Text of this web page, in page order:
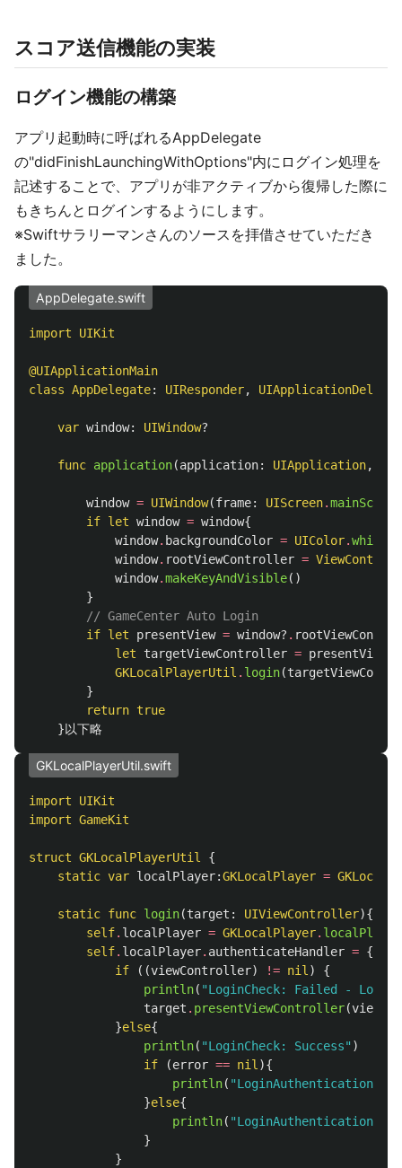
スコア送信機能の実装
ログイン機能の構築
アプリ起動時に呼ばれるAppDelegate
の"didFinishLaunchingWithOptions"内にログイン処理を
記述することで、アプリが非アクティブから復帰した際に
もきちんとログインするようにします。
※Swiftサラリーマンさんのソースを拝借させていただき
ました。
AppDelegate.swift
import UIKit
@UIApplicationMain
class AppDelegate: UIResponder,
var window: UIWindow?
func application(application: UIApplication,
window = UIWindow(frame: UIScreen.mainScreen
if let window = window{
window. backgroundColor = UIColor.
window. rootViewController =
window.makeKeyAndVisible()
}
// GameCenter Auto Login
if let presentView = window? .
let
targetViewController = presentView
GKLocalPlayerUtil . login(
}
return true
}以下略
GKLocalPlayerUtil.swift
import
UIKit
import GameKit
struct GKLocalPlayerUtil
{
static var localPlayer:GKLocalPlayer =
static func login(target : UIViewController){
self. localPlayer = GKLocalPlayer. localPlayer
self. localPlayer. authenticateHandler = {(
if
((viewController) != nil)
{
println( "LoginCheck: Failed -
target . presentViewController(
}else{
println( "LoginCheck: Success" )
if
(error == nil){
println( "LoginAuthentication:
}else{
println( "LoginAuthentication:
}
}